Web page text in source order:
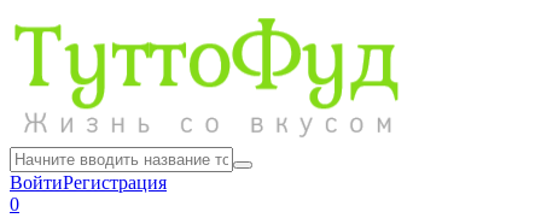
ВойтиРегистрация
0